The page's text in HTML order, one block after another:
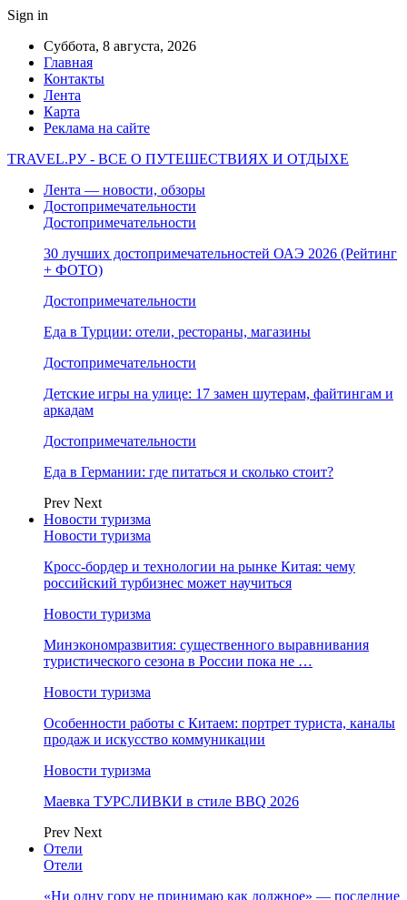
Sign in
Суббота, 8 августа, 2026
Главная
Контакты
Лента
Карта
Реклама на сайте
TRAVEL.РУ - ВСЕ О ПУТЕШЕСТВИЯХ И ОТДЫХЕ
Лента — новости, обзоры
Достопримечательности
Достопримечательности
30 лучших достопримечательностей ОАЭ 2026 (Рейтинг
+ ФОТО)
Достопримечательности
Еда в Турции: отели, рестораны, магазины
Достопримечательности
Детские игры на улице: 17 замен шутерам, файтингам и
аркадам
Достопримечательности
Еда в Германии: где питаться и сколько стоит?
Prev Next
Новости туризма
Новости туризма
Кросс-бордер и технологии на рынке Китая: чему
российский турбизнес может научиться
Новости туризма
Минэкономразвития: существенного выравнивания
туристического сезона в России пока не …
Новости туризма
Особенности работы с Китаем: портрет туриста, каналы
продаж и искусство коммуникации
Новости туризма
Маевка ТУРСЛИВКИ в стиле BBQ 2026
Prev Next
Отели
Отели
«Ни одну гору не принимаю как должное» — последние